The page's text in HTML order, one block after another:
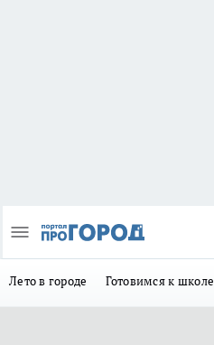
Лето в городе Готовимся к школе